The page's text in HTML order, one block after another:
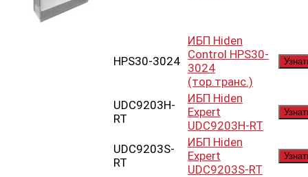
HPS30-3024
ИБП Hiden
Control HPS30-
3024
(тор.транс.)
UDC9203H-
RT
ИБП Hiden
Expert
UDC9203H-RT
UDC9203S-
RT
ИБП Hiden
Expert
UDC9203S-RT